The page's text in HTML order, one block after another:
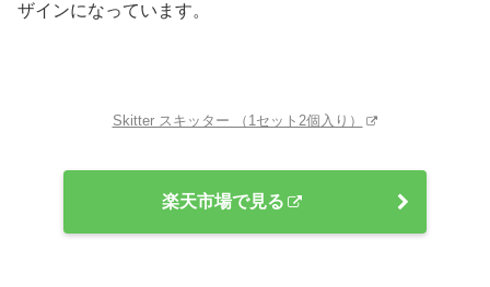
ザインになっています。
Skitter スキッター （1セット2個入り）
楽天市場で見る